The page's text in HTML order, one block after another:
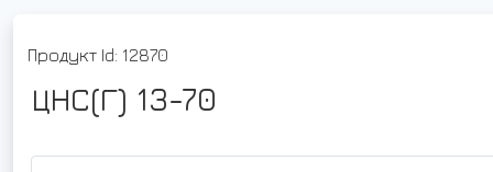
Продукт Id: 12870
ЦНС(Г) 13-70